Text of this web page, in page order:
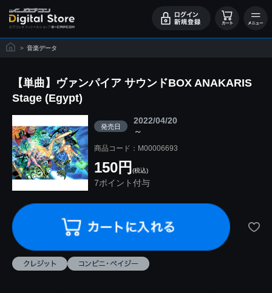
> 音楽データ
【単曲】ヴァンパイア サウンドBOX ANAKARIS
Stage (Egypt)
発売日
2022/04/20
～
商品コード：M00006693
150円 (税込)
7ポイント付与